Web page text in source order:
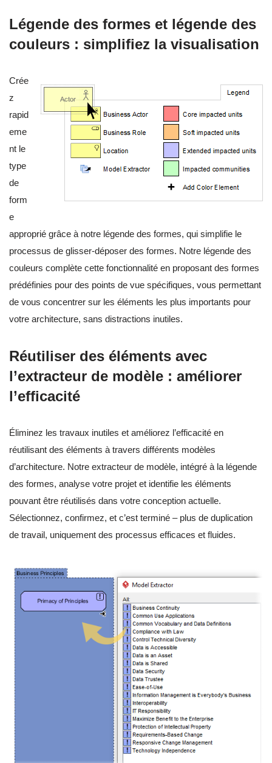
Légende des formes et légende des
couleurs : simplifiez la visualisation
Crée
z
rapid
eme
nt le
type
de
form
e
approprié grâce à notre légende des formes, qui simplifie le
processus de glisser-déposer des formes. Notre légende des
couleurs complète cette fonctionnalité en proposant des formes
prédéfinies pour des points de vue spécifiques, vous permettant
de vous concentrer sur les éléments les plus importants pour
votre architecture, sans distractions inutiles.
Réutiliser des éléments avec
l’extracteur de modèle : améliorer
l’efficacité
Éliminez les travaux inutiles et améliorez l’efficacité en
réutilisant des éléments à travers différents modèles
d’architecture. Notre extracteur de modèle, intégré à la légende
des formes, analyse votre projet et identifie les éléments
pouvant être réutilisés dans votre conception actuelle.
Sélectionnez, confirmez, et c’est terminé – plus de duplication
de travail, uniquement des processus efficaces et fluides.